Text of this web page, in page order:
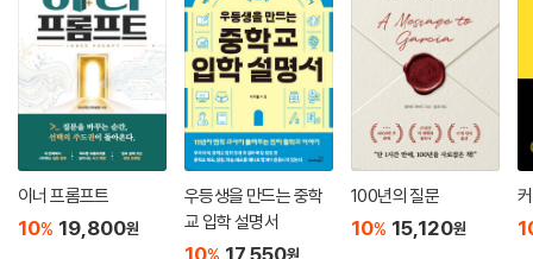
이너 프롬프트
10% 19,800원
우등생을 만드는 중학
교 입학 설명서
원
100년의 질문
10% 15,120원